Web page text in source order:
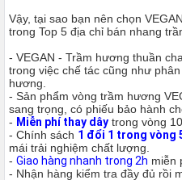
Vậy, tại sao bạn nên chọn
trong Top 5 địa chỉ bán nhang
- VEGAN - Trầm hương thuần
trong việc chế tác cũng như
hương.
- Sản phẩm vòng trầm hương
sang trọng, có phiếu bảo hành
- Miễn phí thay dây trong vòng
- Chính sách 1 đổi 1 trong vòng
mái trải nghiệm chất lượng.
- Giao hàng nhanh trong 2h miễn
- Nhận hàng kiểm tra đầy đủ rồi